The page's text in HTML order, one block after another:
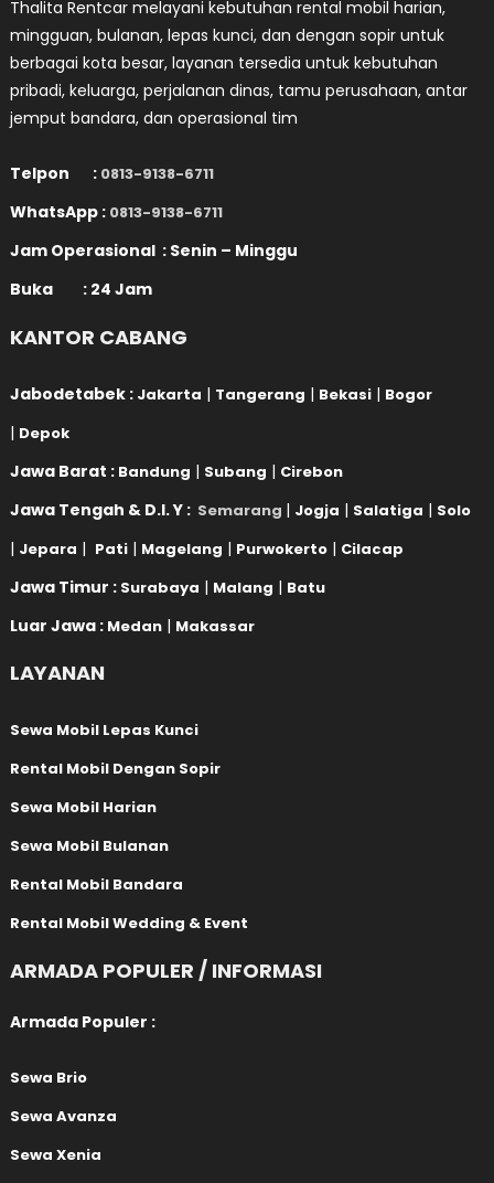
Thalita Rentcar melayani kebutuhan rental mobil harian,
mingguan, bulanan, lepas kunci, dan dengan sopir untuk
berbagai kota besar, layanan tersedia untuk kebutuhan
pribadi, keluarga, perjalanan dinas, tamu perusahaan, antar
jemput bandara, dan operasional tim
Telpon : 0813-9138-6711
WhatsApp : 0813-9138-6711
Jam Operasional : Senin – Minggu
Buka : 24 Jam
KANTOR CABANG
Jabodetabek : Jakarta | Tangerang | Bekasi | Bogor
| Depok
Jawa Barat : Bandung | Subang | Cirebon
Jawa Tengah & D.I. Y : Semarang | Jogja | Salatiga | Solo
| Jepara | Pati | Magelang | Purwokerto | Cilacap
Jawa Timur : Surabaya | Malang | Batu
Luar Jawa : Medan | Makassar
LAYANAN
Sewa Mobil Lepas Kunci
Rental Mobil Dengan Sopir
Sewa Mobil Harian
Sewa Mobil Bulanan
Rental Mobil Bandara
Rental Mobil Wedding & Event
ARMADA POPULER / INFORMASI
Armada Populer :
Sewa Brio
Sewa Avanza
Sewa Xenia